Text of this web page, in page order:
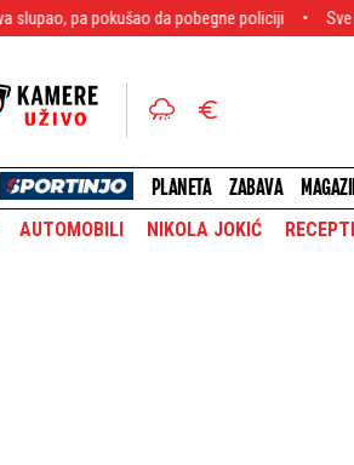
da pobegne policiji Sve raspoložive
PLANETA ZABAVA
AUTOMOBILI NIKOLA JOKIĆ RECEPTI